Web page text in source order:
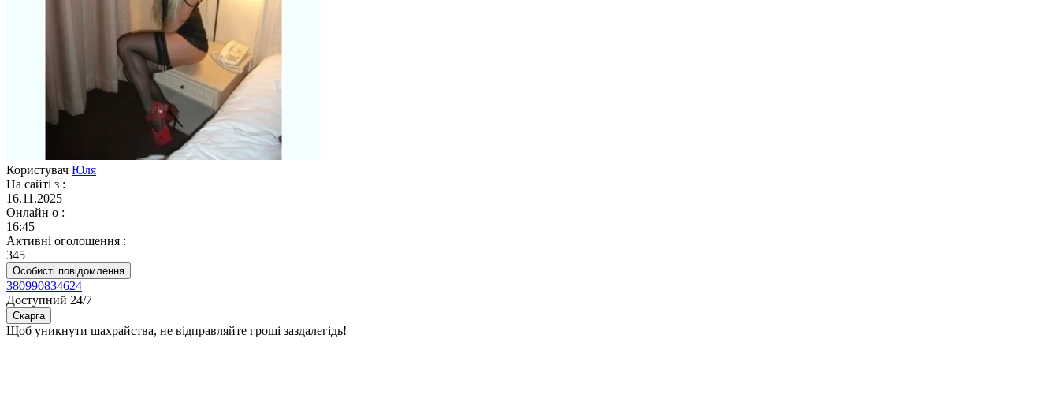
Користувач Юля
На сайті з :
16.11.2025
Онлайн о :
16:45
Активні оголошення :
345
Особисті повідомлення
380990834624
Доступний 24/7
Скарга
Щоб уникнути шахрайства, не відправляйте гроші заздалегідь!